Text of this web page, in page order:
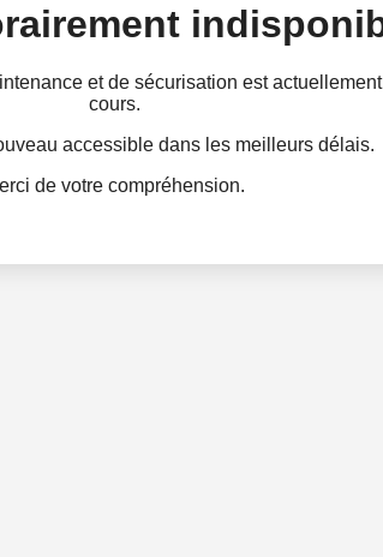
et de sécurisation est
cours.
accessible dans les meilleurs délais.
de votre compréhension.